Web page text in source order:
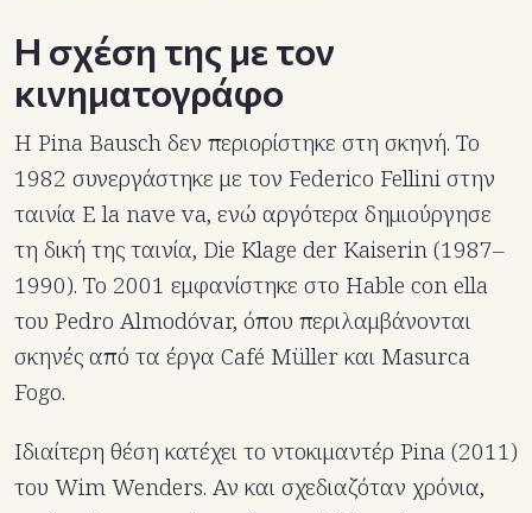
Η σχέση της με τον
κινηματογράφο
Η Pina Bausch δεν περιορίστηκε στη σκηνή. Το
1982 συνεργάστηκε με τον Federico Fellini στην
ταινία E la nave va, ενώ αργότερα δημιούργησε
τη δική της ταινία, Die Klage der Kaiserin (1987–
1990). Το 2001 εμφανίστηκε στο Hable con ella
του Pedro Almodóvar, όπου περιλαμβάνονται
σκηνές από τα έργα Café Müller και Masurca
Fogo.
Ιδιαίτερη θέση κατέχει το ντοκιμαντέρ Pina (2011)
του Wim Wenders. Αν και σχεδιαζόταν χρόνια,